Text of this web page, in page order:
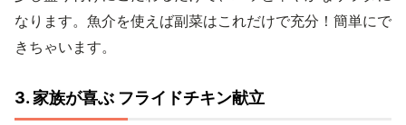
なります。魚介を使えば副菜はこれだけで充分！簡単にで
きちゃいます。
3. 家族が喜ぶ フライドチキン献立